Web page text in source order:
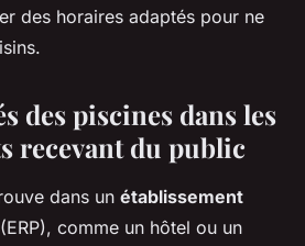
des horaires adaptés pour ne
des piscines dans les
recevant du public
dans un établissement
(ERP), comme un hôtel ou un